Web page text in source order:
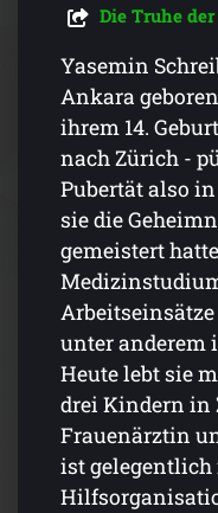
Die Truhe
Yasemin
Ankara
ihrem 14.
nach Zürich -
Pubertät also
sie die
gemeistert
unter anderem
Heute lebt sie
drei Kindern in
Frauenärztin
ist